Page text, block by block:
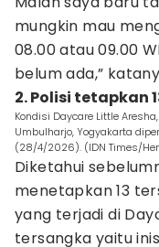
mungkin mau
08.00 atau 09.00
belum ada,”
2. Polisi tetapkan
Kondisi Daycare Little
Umbulharjo, Yogyakarta
(28/4/2026). (IDN Times/
Diketahui
menetapkan 13
yang terjadi di
tersangka yaitu